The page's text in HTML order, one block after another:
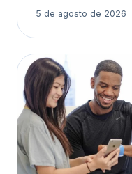
5 de agosto de 2026